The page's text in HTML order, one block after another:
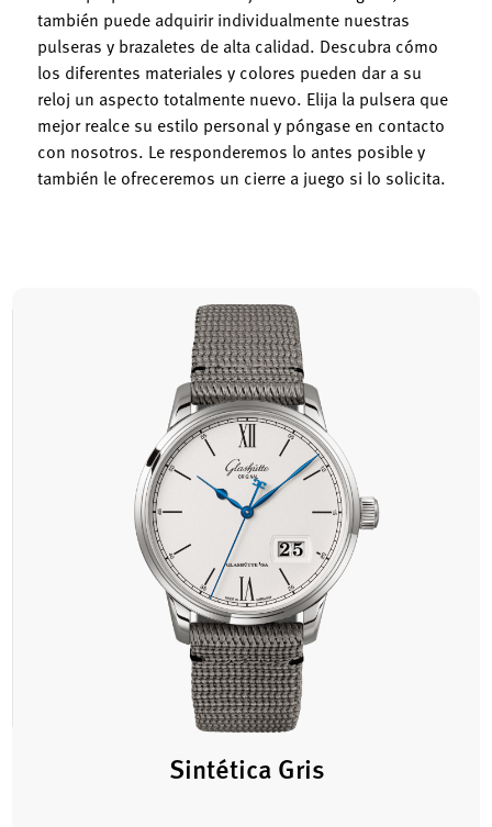
también puede adquirir individualmente nuestras
pulseras y brazaletes de alta calidad. Descubra cómo
los diferentes materiales y colores pueden dar a su
reloj un aspecto totalmente nuevo. Elija la pulsera que
mejor realce su estilo personal y póngase en contacto
con nosotros. Le responderemos lo antes posible y
también le ofreceremos un cierre a juego si lo solicita.
Sintética Gris